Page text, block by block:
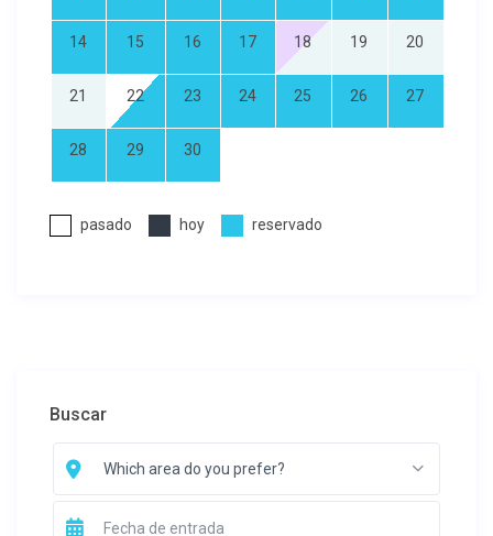
14 15 16 17 18 19 20
21 22 23 24 25 26 27
28 29 30
pasado hoy reservado
Buscar
Which area do you prefer?